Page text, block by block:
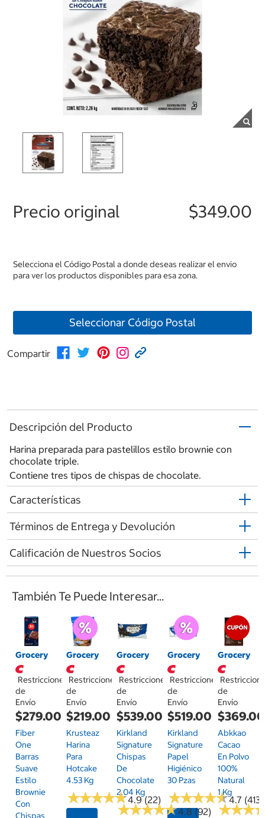
Precio original $349.00
Selecciona el Código Postal a donde deseas realizar el envio
para ver los productos disponibles para esa zona.
Seleccionar Código Postal
Compartir
Descripción del Producto
Harina preparada para pastelillos estilo brownie con
chocolate triple.
Contiene tres tipos de chispas de chocolate.
Características
Términos de Entrega y Devolución
Calificación de Nuestros Socios
También Te Puede Interesar...
Grocery
Restricciones
de
Envío
$279.00
Fiber
One
Barras
Suave
Estilo
Brownie
Con
Chispas
Grocery
Restricciones
de
Envío
$219.00
Krusteaz
Harina
Para
Hotcake
4.53 Kg
★★★★★
★★★★★4.9 (22)
Grocery
Restricciones
de
Envío
$539.00
Kirkland
Signature
Chispas
De
Chocolate
2.04 Kg
★★★★★
★★★★★4.8 (92)
Grocery
Restricciones
de
Envío
$519.00
Kirkland
Signature
Papel
Higiénico
30 Pzas
★★★★★
★★★★★4.7 (413)
Grocery
de
Envío
$369.00
Abkkao
Cacao
En Polvo
100%
Natural
1 Kg
★★★
★★★